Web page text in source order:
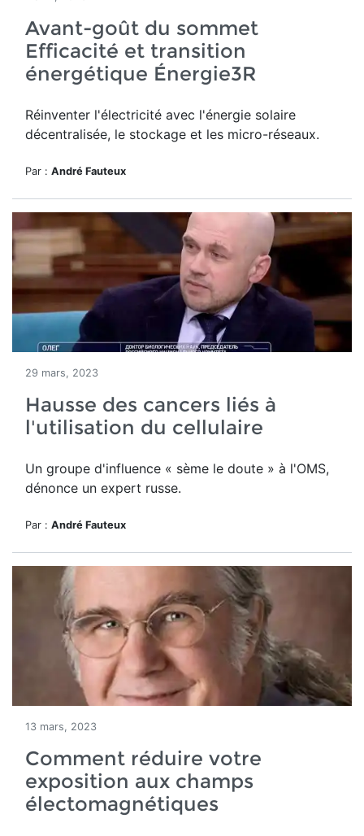
Avant-goût du sommet
Efficacité et transition
énergétique Énergie3R
Réinventer l'électricité avec l'énergie solaire
décentralisée, le stockage et les micro-réseaux.
Par : André Fauteux
29 mars, 2023
Hausse des cancers liés à
l'utilisation du cellulaire
Un groupe d'influence « sème le doute » à l'OMS,
dénonce un expert russe.
Par : André Fauteux
13 mars, 2023
Comment réduire votre
exposition aux champs
électomagnétiques